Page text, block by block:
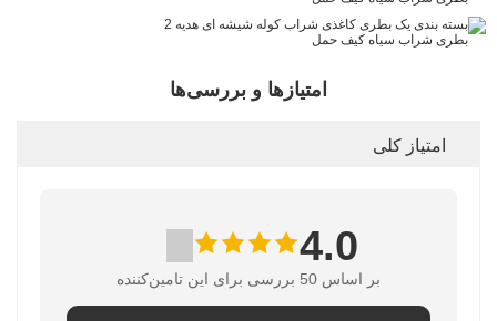
امتیازها و بررسی‌ها
امتیاز کلی
4.0
بر اساس 50 بررسی برای این تامین‌کننده